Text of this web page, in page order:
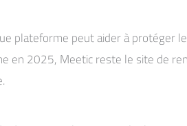
plateforme peut aider à protéger
2025, Meetic reste le site de